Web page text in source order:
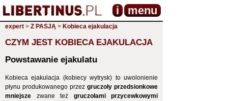
i menu
expert > Z PASJĄ > Kobieca ejakulacja
CZYM JEST KOBIECA EJAKULACJA
Powstawanie ejakulatu
Kobieca ejakulacja (kobiecy wytrysk) to uwolonienie
płynu produkowanego przez gruczoły przedsionkowe
mniejsze zwane też gruczołami przycewkowymi